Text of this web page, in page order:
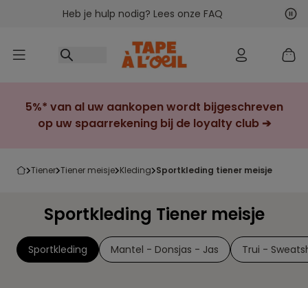
Ga naar inhoudHeb je hulp nodig? Lees onze FAQ
5%* van al uw aankopen wordt bijgeschreven
op uw spaarrekening bij de loyalty club ➔
tiener tiener meisje kleding sportkleding tiener meisje
Sportkleding Tiener meisje
Sportkleding Mantel - Donsjas - Jas Trui -